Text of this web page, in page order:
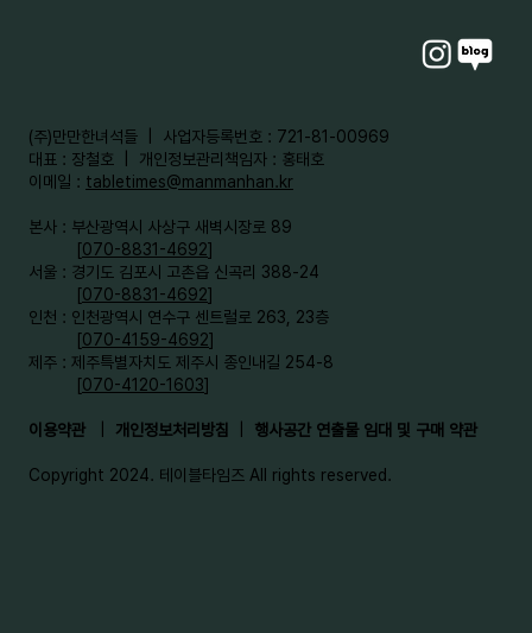
​(주)만만한녀석들 | 사업자등록번호 : 721-81-00969
대표 : 장철호 | 개인정보관리책임자 : 홍태호
이메일 : tabletimes@manmanhan.kr
본사 : 부산광역시 사상구 새벽시장로 89
[070-8831-4692]
서울 : 경기도 김포시 고촌읍 신곡리 388-24
[070-8831-4692]
인천 : 인천광역시 연수구 센트럴로 263, 23층
[070-4159-4692]​
제주 : 제주특별자치도 제주시 종인내길 254-8
[070-4120-1603]
이용약관 개인정보처리방침 행사공간 연출물 임대 및 구매 약관
Copyright 2024. 테이블타임즈 All rights reserved.